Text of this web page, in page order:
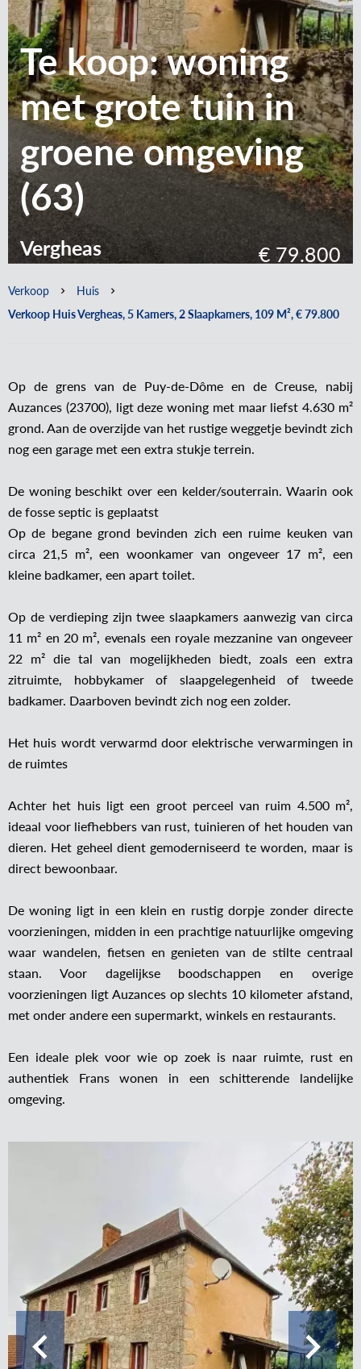
Te koop: woning
met grote tuin in
groene omgeving
(63)
Vergheas € 79.800
Verkoop
Huis
Verkoop Huis Vergheas, 5 Kamers, 2 Slaapkamers, 109 M², € 79.800
Op de grens van de Puy-de-Dôme en de Creuse, nabij
Auzances (23700), ligt deze woning met maar liefst 4.630 m²
grond. Aan de overzijde van het rustige weggetje bevindt zich
nog een garage met een extra stukje terrein.
De woning beschikt over een kelder/souterrain. Waarin ook
de fosse septic is geplaatst
Op de begane grond bevinden zich een ruime keuken van
circa 21,5 m², een woonkamer van ongeveer 17 m², een
kleine badkamer, een apart toilet.
Op de verdieping zijn twee slaapkamers aanwezig van circa
11 m² en 20 m², evenals een royale mezzanine van ongeveer
22 m² die tal van mogelijkheden biedt, zoals een extra
zitruimte, hobbykamer of slaapgelegenheid of tweede
badkamer. Daarboven bevindt zich nog een zolder.
Het huis wordt verwarmd door elektrische verwarmingen in
de ruimtes
Achter het huis ligt een groot perceel van ruim 4.500 m²,
ideaal voor liefhebbers van rust, tuinieren of het houden van
dieren. Het geheel dient gemoderniseerd te worden, maar is
direct bewoonbaar.
De woning ligt in een klein en rustig dorpje zonder directe
voorzieningen, midden in een prachtige natuurlijke omgeving
waar wandelen, fietsen en genieten van de stilte centraal
staan. Voor dagelijkse boodschappen en overige
voorzieningen ligt Auzances op slechts 10 kilometer afstand,
met onder andere een supermarkt, winkels en restaurants.
Een ideale plek voor wie op zoek is naar ruimte, rust en
authentiek Frans wonen in een schitterende landelijke
omgeving.